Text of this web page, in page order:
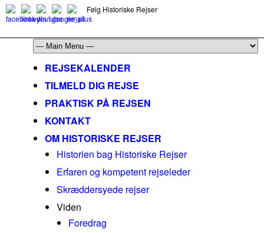
Følg Historiske Rejser
REJSEKALENDER
TILMELD DIG REJSE
PRAKTISK PÅ REJSEN
KONTAKT
OM HISTORISKE REJSER
Historien bag Historiske Rejser
Erfaren og kompetent rejseleder
Skræddersyede rejser
Viden
Foredrag